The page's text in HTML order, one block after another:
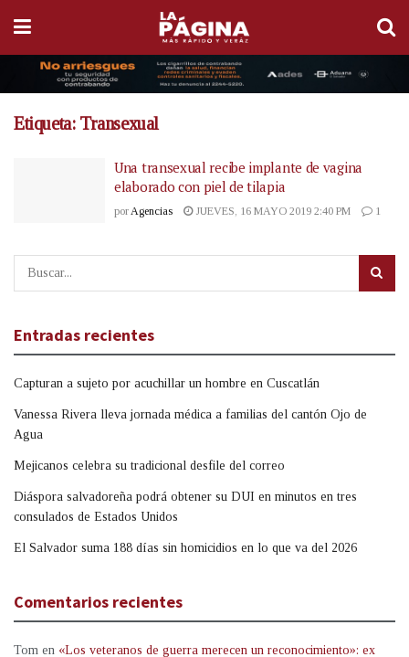
Etiqueta: Transexual
Una transexual recibe implante de vagina
elaborado con piel de tilapia
por Agencias JUEVES, 16 MAYO 2019 2:40 PM 1
Entradas recientes
Capturan a sujeto por acuchillar un hombre en Cuscatlán
Vanessa Rivera lleva jornada médica a familias del cantón Ojo de
Agua
Mejicanos celebra su tradicional desfile del correo
Diáspora salvadoreña podrá obtener su DUI en minutos en tres
consulados de Estados Unidos
El Salvador suma 188 días sin homicidios en lo que va del 2026
Comentarios recientes
Tom en «Los veteranos de guerra merecen un reconocimiento»: ex